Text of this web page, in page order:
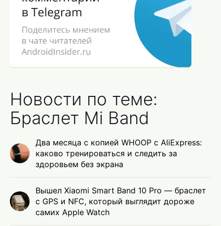
Новости по теме:
Браслет Mi Band
Два месяца с копией WHOOP с AliExpress:
каково тренироваться и следить за
здоровьем без экрана
Вышел Xiaomi Smart Band 10 Pro — браслет
с GPS и NFC, который выглядит дороже
самих Apple Watch